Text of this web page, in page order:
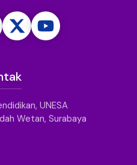
UNESA
Wetan, Surabaya